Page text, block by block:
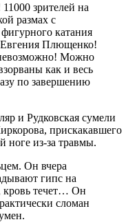
зрителей на
размах с
катания
Плющенко!
Можно
как и весь
по завершению
и Рудковская сумели
прискакавшего
ноге из-за травмы.
Он вчера
гипс на
кровь течет… Он
сломан